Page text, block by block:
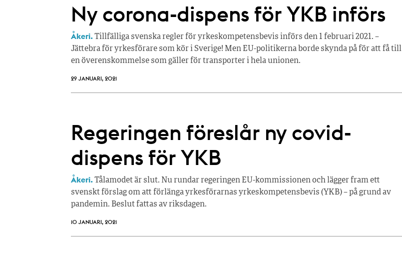
Ny corona-dispens för YKB införs
Åkeri.Tillfälliga svenska regler för yrkeskompetensbevis införs den 1 februari 2021. –
Jättebra för yrkesförare som kör i Sverige! Men EU-politikerna borde skynda på för att få till
en överenskommelse som gäller för transporter i hela unionen.
29 JANUARI, 2021
Regeringen föreslår ny covid-
dispens för YKB
Åkeri.Tålamodet är slut. Nu rundar regeringen EU-kommissionen och lägger fram ett
svenskt förslag om att förlänga yrkesförarnas yrkeskompetensbevis (YKB) – på grund av
pandemin. Beslut fattas av riksdagen.
10 JANUARI, 2021